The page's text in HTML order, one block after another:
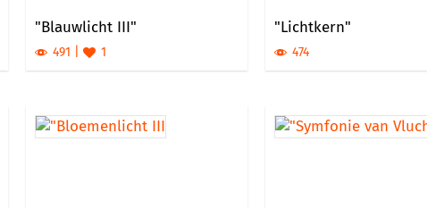
"Blauwlicht III"
491 1
"Lichtkern"
474